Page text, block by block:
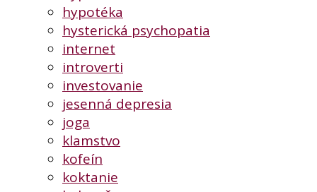
hypotéka
hysterická psychopatia
internet
introverti
investovanie
jesenná depresia
joga
klamstvo
kofeín
koktanie